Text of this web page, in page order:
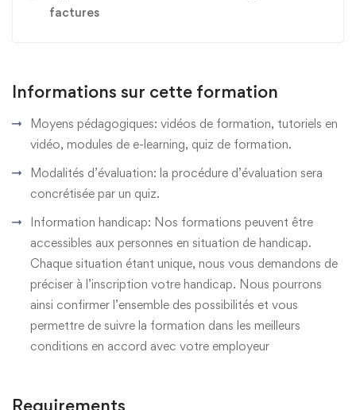
factures
Informations sur cette formation
Moyens pédagogiques: vidéos de formation, tutoriels en
vidéo, modules de e-learning, quiz de formation.
Modalités d’évaluation: la procédure d’évaluation sera
concrétisée par un quiz.
Information handicap: Nos formations peuvent être
accessibles aux personnes en situation de handicap.
Chaque situation étant unique, nous vous demandons de
préciser à l’inscription votre handicap. Nous pourrons
ainsi confirmer l’ensemble des possibilités et vous
permettre de suivre la formation dans les meilleurs
conditions en accord avec votre employeur
Requirements